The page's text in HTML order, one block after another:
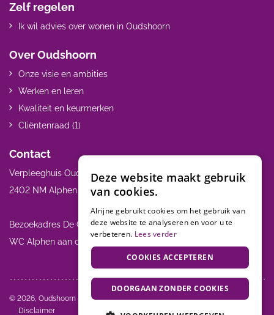
Zelf regelen
Ik wil advies over wonen in Oudshoorn
Over Oudshoorn
Onze visie en ambities
Werken en leren
Kwaliteit en keurmerken
Cliëntenraad (1)
Contact
Verpleeghuis Oudshoorn Henry Dunantweg 21
2402 NM Alphen a/d Rijn 0172 467 000
Bezoekadres De Oever: Alrijne Ziekenhuis Meteoorlaan 4 2402
WC Alphen aan den Rijn
© 2026, Oudshoorn
Disclaimer
Volg ons:
Deze website maakt gebruik
van cookies.
Alrijne gebruikt cookies om het gebruik van
deze website te analyseren en voor u te
verbeteren. Lees verder
COOKIES ACCEPTEREN
DOORGAAN ZONDER COOKIES